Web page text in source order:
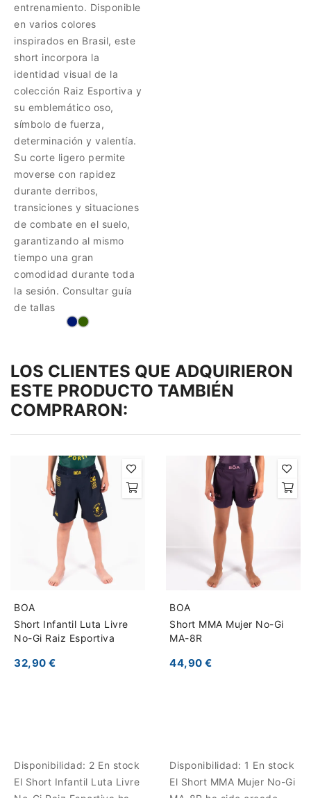
entrenamiento. Disponible
en varios colores
inspirados en Brasil, este
short incorpora la
identidad visual de la
colección Raiz Esportiva y
su emblemático oso,
símbolo de fuerza,
determinación y valentía.
Su corte ligero permite
moverse con rapidez
durante derribos,
transiciones y situaciones
de combate en el suelo,
garantizando al mismo
tiempo una gran
comodidad durante toda
la sesión. Consultar guía
de tallas
LOS CLIENTES QUE ADQUIRIERON
ESTE PRODUCTO TAMBIÉN
COMPRARON:
BOA
Short Infantil Luta Livre
No-Gi Raiz Esportiva
32,90 €
Disponibilidad: 2 En stock
El Short Infantil Luta Livre
BOA
Short MMA Mujer No-Gi
MA-8R
44,90 €
Disponibilidad: 1 En stock
El Short MMA Mujer No-Gi